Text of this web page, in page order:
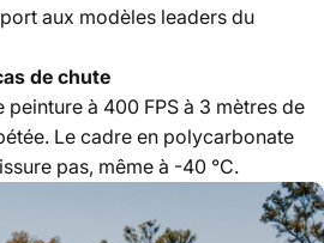
aux modèles leaders du
de chute
à 400 FPS à 3 mètres de
Le cadre en polycarbonate
pas, même à -40 °C.